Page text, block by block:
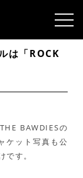
は「ROCK
BAWDIESの
ケット写真も公
す。